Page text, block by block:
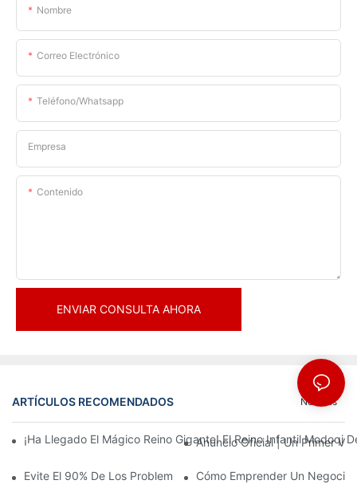
Nombre
Correo Electrónico
Teléfono/whatsapp
Empresa
Contenido
ENVIAR CONSULTA AHORA
ARTÍCULOS RECOMENDADOS Noticias
¡Ha Llegado El Mágico Reino Gigante! El Reino Infantil Modoqi
Anuncio Oficial | Un Primer
Evite El 90% De Los Problemas: Al Invertir En Un Centro
Cómo Emprender Un Negocio